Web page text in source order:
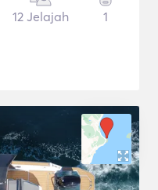
12 Jelajah 1